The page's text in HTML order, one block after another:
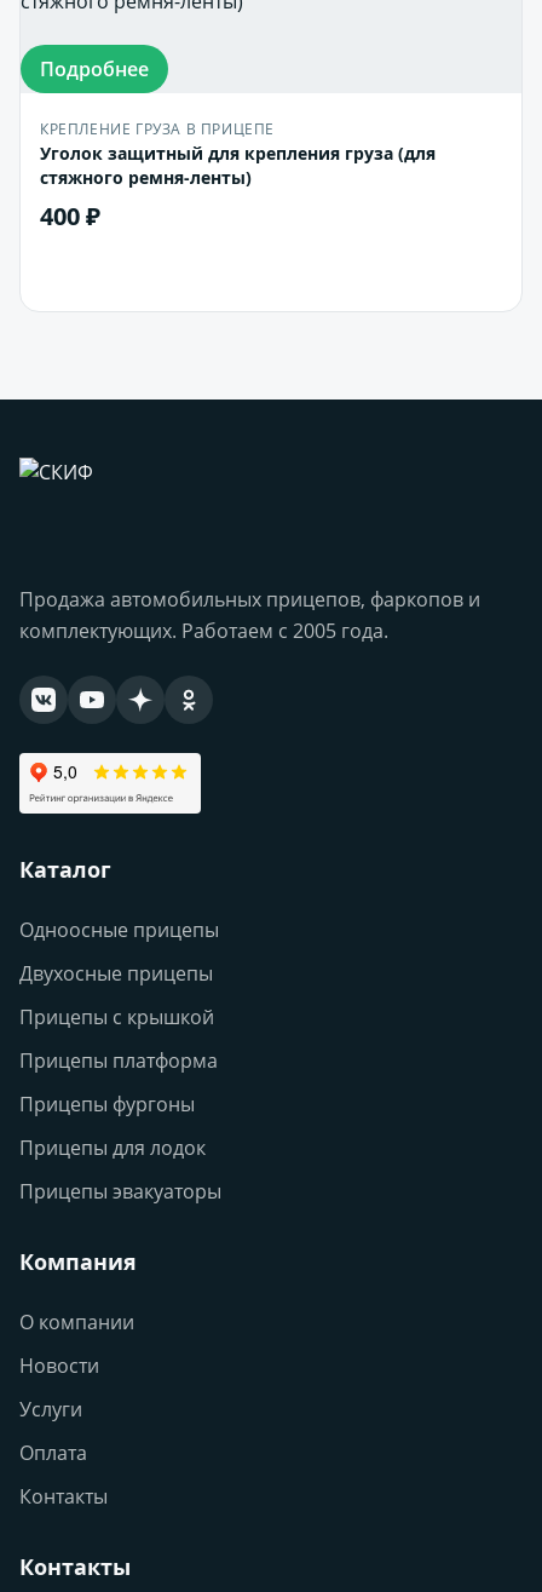
Подробнее
КРЕПЛЕНИЕ ГРУЗА В ПРИЦЕПЕ
Уголок защитный для крепления груза (для
стяжного ремня-ленты)
400 ₽
Продажа автомобильных прицепов, фаркопов и
комплектующих. Работаем с 2005 года.
Каталог
Одноосные прицепы
Двухосные прицепы
Прицепы с крышкой
Прицепы платформа
Прицепы фургоны
Прицепы для лодок
Прицепы эвакуаторы
Компания
О компании
Новости
Услуги
Оплата
Контакты
Контакты